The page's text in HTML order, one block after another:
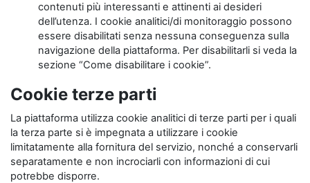
contenuti più interessanti e attinenti ai desideri
dell’utenza. I cookie analitici/di monitoraggio possono
essere disabilitati senza nessuna conseguenza sulla
navigazione della piattaforma. Per disabilitarli si veda la
sezione “Come disabilitare i cookie”.
Cookie terze parti
La piattaforma utilizza cookie analitici di terze parti per i quali
la terza parte si è impegnata a utilizzare i cookie
limitatamente alla fornitura del servizio, nonché a conservarli
separatamente e non incrociarli con informazioni di cui
potrebbe disporre.